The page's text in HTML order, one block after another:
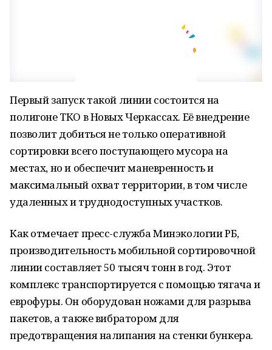
Первый запуск такой линии состоится на
полигоне ТКО в Новых Черкассах. Её внедрение
позволит добиться не только оперативной
сортировки всего поступающего мусора на
местах, но и обеспечит маневренность и
максимальный охват территории, в том числе
удаленных и труднодоступных участков.
Как отмечает пресс-служба Минэкологии РБ,
производительность мобильной сортировочной
линии составляет 50 тысяч тонн в год. Этот
комплекс транспортируется с помощью тягача и
еврофуры. Он оборудован ножами для разрыва
пакетов, а также вибратором для
предотвращения налипания на стенки бункера.